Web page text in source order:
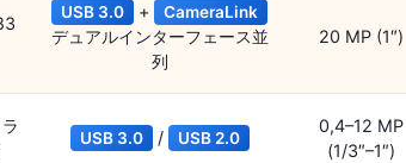
USB 3.0 + CameraLink
デュアルインターフェース並
列
20 MP (1″)
USB 3.0 / USB 2.0
0,4–12 MP
(1/3″–1″)